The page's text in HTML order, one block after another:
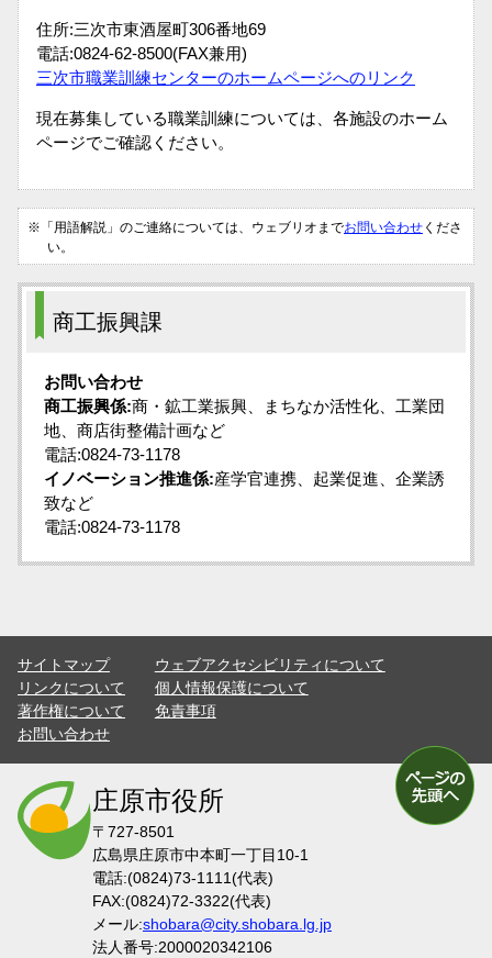
住所:三次市東酒屋町306番地69
電話:0824-62-8500(FAX兼用)
三次市職業訓練センターのホームページへのリンク
現在募集している職業訓練については、各施設のホーム
ページでご確認ください。
※「用語解説」のご連絡については、ウェブリオまでお問い合わせ くださ
い。
商工振興課
お問い合わせ
商工振興係:商・鉱工業振興、まちなか活性化、工業団
地、商店街整備計画など
電話:0824-73-1178
イノベーション推進係:産学官連携、起業促進、企業誘
致など
電話:0824-73-1178
サイトマップ
ウェブアクセシビリティについて
リンクについて
個人情報保護について
著作権について
免責事項
お問い合わせ
庄原市役所
〒727-8501
広島県庄原市中本町一丁目10-1
電話:(0824)73-1111(代表)
FAX:(0824)72-3322(代表)
メール:shobara@city.shobara.lg.jp
法人番号:2000020342106